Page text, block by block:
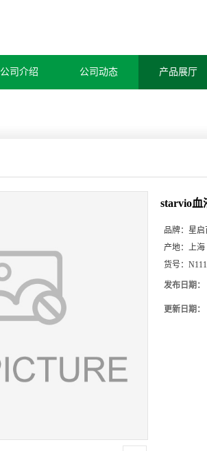
公司介绍 公司动态 产品展厅
starvio血
品牌： 星启
产地： 上海
货号：
发布日期：
更新日期：